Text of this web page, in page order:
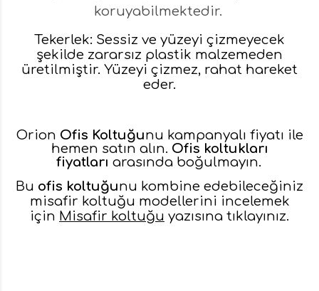
koruyabilmektedir.
Tekerlek: Sessiz ve yüzeyi çizmeyecek
şekilde zararsız plastik malzemeden
üretilmiştir. Yüzeyi çizmez, rahat hareket
eder.
Orion Ofis Koltuğunu kampanyalı fiyatı ile
hemen satın alın. Ofis koltukları
fiyatları arasında boğulmayın.
Bu ofis koltuğunu kombine edebileceğiniz
misafir koltuğu modellerini incelemek
için Misafir koltuğu yazısına tıklayınız.